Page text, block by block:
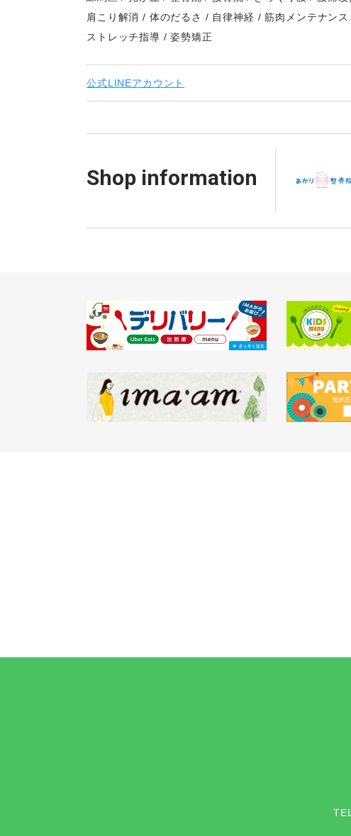
肩こり解消 / 体のだるさ / 自律神経 / 筋肉メンテナンス
ストレッチ指導 / 姿勢矯正
公式LINEアカウント
Shop information